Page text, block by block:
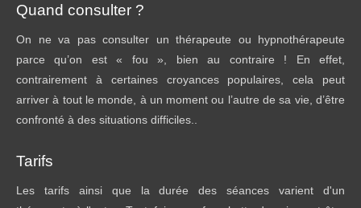
Quand consulter ?
On ne va pas consulter un thérapeute ou hypnothérapeute
parce qu’on est « fou », bien au contraire ! En effet,
contrairement à certaines croyances populaires, cela peut
arriver à tout le monde, à un moment ou l’autre de sa vie, d’être
confronté à des situations difficiles..
Tarifs
Les tarifs ainsi que la durée des séances varient d'un